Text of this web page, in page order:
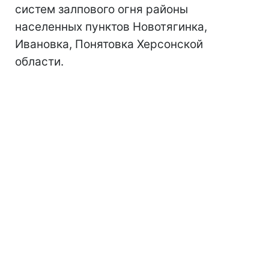
систем залпового огня районы
населенных пунктов Новотягинка,
Ивановка, Понятовка Херсонской
области.